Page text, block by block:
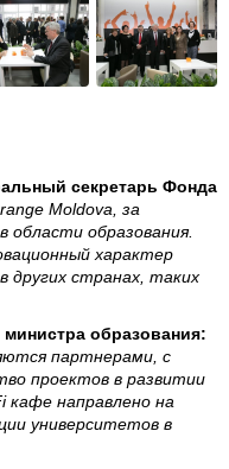
секретарь Фонда
Moldova, за
области образования.
характер
других странах, таких
образования:
партнерами, с
проектов в развитии
направлено на
университетов в